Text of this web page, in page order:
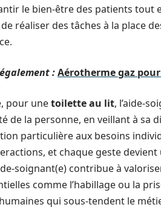
le bien-être des patients tout
réaliser des tâches à la place
:Aérotherme gaz
pour unetoilette au lit, l’aide-
de la personne, en veillant à
particulière aux besoins
et chaque geste devient
soignant(e) contribue à
comme l’habillage ou la
qui sous-tendent le